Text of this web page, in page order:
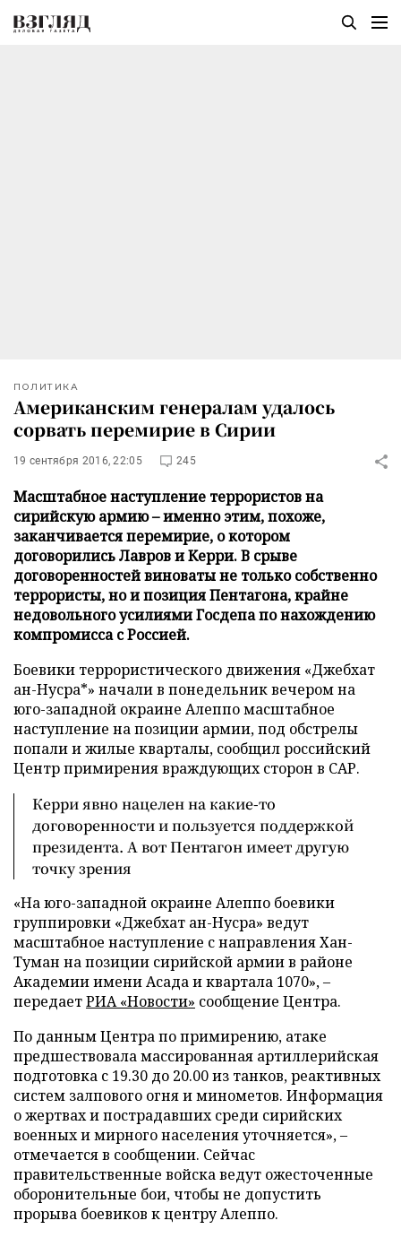
ПОЛИТИКА
Американским генералам удалось
сорвать перемирие в Сирии
19 сентября 2016, 22:05 245
Масштабное наступление террористов на
сирийскую армию – именно этим, похоже,
заканчивается перемирие, о котором
договорились Лавров и Керри. В срыве
договоренностей виноваты не только собственно
террористы, но и позиция Пентагона, крайне
недовольного усилиями Госдепа по нахождению
компромисса с Россией.
Боевики террористического движения «Джебхат
ан-Нусра*» начали в понедельник вечером на
юго-западной окраине Алеппо масштабное
наступление на позиции армии, под обстрелы
попали и жилые кварталы, сообщил российский
Центр примирения враждующих сторон в САР.
Керри явно нацелен на какие-то
договоренности и пользуется поддержкой
президента. А вот Пентагон имеет другую
точку зрения
«На юго-западной окраине Алеппо боевики
группировки «Джебхат ан-Нусра» ведут
масштабное наступление с направления Хан-
Туман на позиции сирийской армии в районе
Академии имени Асада и квартала 1070», –
передаетРИА «Новости» сообщение Центра.
По данным Центра по примирению, атаке
предшествовала массированная артиллерийская
подготовка с 19.30 до 20.00 из танков, реактивных
систем залпового огня и минометов. Информация
о жертвах и пострадавших среди сирийских
военных и мирного населения уточняется», –
отмечается в сообщении. Сейчас
правительственные войска ведут ожесточенные
оборонительные бои, чтобы не допустить
прорыва боевиков к центру Алеппо.